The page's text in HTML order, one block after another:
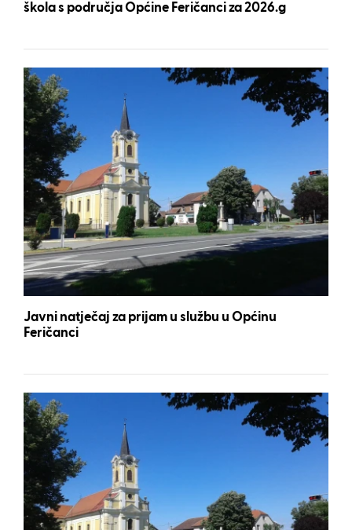
škola s područja Općine Feričanci za 2026.g
Javni natječaj za prijam u službu u Općinu
Feričanci